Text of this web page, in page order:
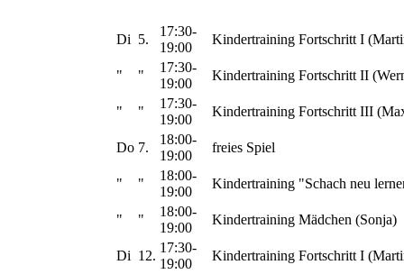
Di 5.
17:30-
19:00
Kindertraining Fortschritt I
" "
17:30-
19:00
Kindertraining Fortschritt II
" "
17:30-
19:00
Kindertraining Fortschritt III
Do 7.
18:00-
19:00
freies Spiel
" "
18:00-
19:00
Kindertraining "Schach neu
" "
18:00-
19:00
Kindertraining Mädchen (Sonja)
Di 12.
17:30-
19:00
Kindertraining Fortschritt I